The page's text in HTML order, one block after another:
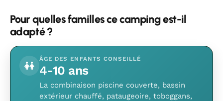
Pour quelles familles ce camping est-il
adapté ?
ÂGE DES ENFANTS CONSEILLÉ
4-10 ans
La combinaison piscine couverte, bassin
extérieur chauffé, pataugeoire, toboggans,